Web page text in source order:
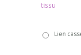
tissu
cassé
Lien